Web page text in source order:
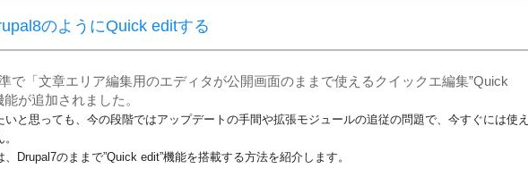
のようにQuick editする
で「文章エリア編集用のエディタが公開画面のままで使えるクイックエ編集”Quick
が追加されました。
いと思っても、今の段階ではアップデートの手間や拡張モジュールの追従の問題で、今すぐには使え
Drupal7のままで”Quick edit”機能を搭載する方法を紹介します。